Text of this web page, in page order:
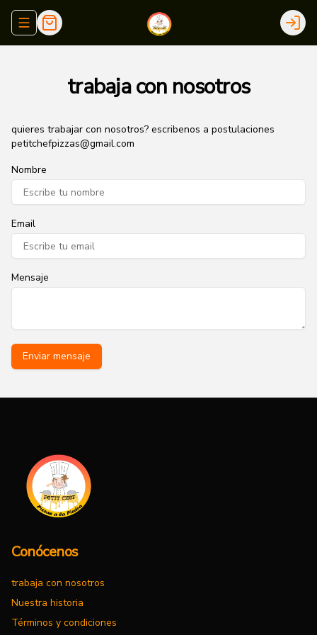
Abrir menu de navegación Login
trabaja con nosotros
quieres trabajar con nosotros? escribenos a postulaciones
petitchefpizzas@gmail.com
Nombre
Email
Mensaje
Enviar mensaje
Conócenos
trabaja con nosotros
Nuestra historia
Términos y condiciones